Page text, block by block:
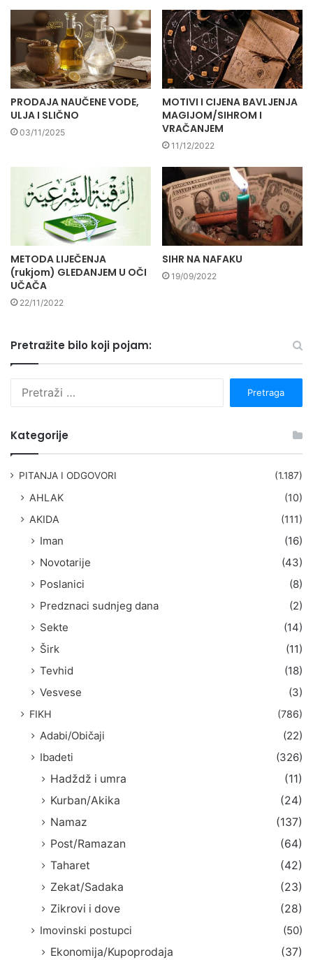
PRODAJA NAUČENE VODE,
ULJA I SLIČNO
03/11/2025
MOTIVI I CIJENA BAVLJENJA
MAGIJOM/SIHROM I
VRAČANJEM
11/12/2022
METODA LIJEČENJA
(rukjom) GLEDANJEM U OČI
UČAČA
22/11/2022
SIHR NA NAFAKU
19/09/2022
Pretražite bilo koji pojam:
Kategorije
PITANJA I ODGOVORI (1.187)
AHLAK
(10)
AKIDA
(111)
Iman
(16)
Novotarije
(43)
Poslanici
(8)
Predznaci sudnjeg dana
(2)
Sekte
(14)
Širk
(11)
Tevhid
(18)
Vesvese
(3)
FIKH (786)
Adabi/Običaji
(22)
Ibadeti
(326)
Hadždž i umra
(11)
Kurban/Akika
(24)
Namaz
(137)
Post/Ramazan
(64)
Taharet
(42)
Zekat/Sadaka
(23)
Zikrovi i dove
(28)
Imovinski postupci
(50)
Ekonomija/Kupoprodaja
(37)